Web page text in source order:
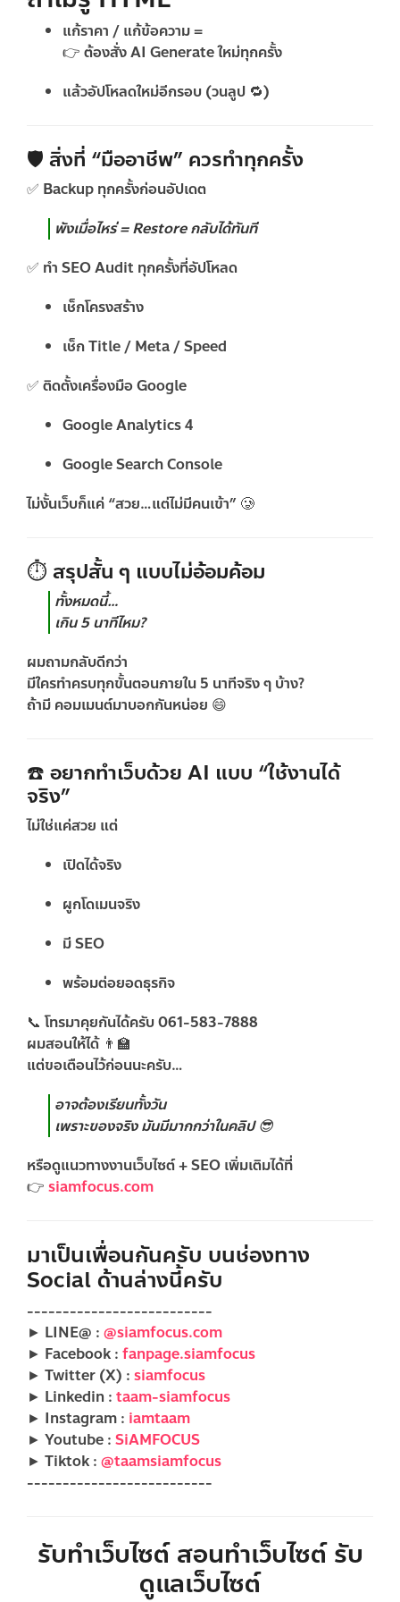
แก้ราคา / แก้ข้อความ =
👉 ต้องสั่ง AI Generate ใหม่ทุกครั้ง
แล้วอัปโหลดใหม่อีกรอบ (วนลูป 🔁)
🛡️ สิ่งที่ “มืออาชีพ” ควรทำทุกครั้ง
✅ Backup ทุกครั้งก่อนอัปเดต
พังเมื่อไหร่ = Restore กลับได้ทันที
✅ ทำ SEO Audit ทุกครั้งที่อัปโหลด
เช็กโครงสร้าง
เช็ก Title / Meta / Speed
✅ ติดตั้งเครื่องมือ Google
Google Analytics 4
Google Search Console
ไม่งั้นเว็บก็แค่ “สวย…แต่ไม่มีคนเข้า” 🥲
⏱️ สรุปสั้น ๆ แบบไม่อ้อมค้อม
ทั้งหมดนี้…
เกิน 5 นาทีไหม?
ผมถามกลับดีกว่า
มีใครทำครบทุกขั้นตอนภายใน 5 นาทีจริง ๆ บ้าง?
ถ้ามี คอมเมนต์มาบอกกันหน่อย 😄
☎️ อยากทำเว็บด้วย AI แบบ “ใช้งานได้
จริง”
ไม่ใช่แค่สวย แต่
เปิดได้จริง
ผูกโดเมนจริง
มี SEO
พร้อมต่อยอดธุรกิจ
📞 โทรมาคุยกันได้ครับ061-583-7888
ผมสอนให้ได้ 👨‍🏫
แต่ขอเตือนไว้ก่อนนะครับ…
อาจต้องเรียนทั้งวัน
เพราะของจริง มันมีมากกว่าในคลิป 😎
หรือดูแนวทางงานเว็บไซต์ + SEO เพิ่มเติมได้ที่
👉 siamfocus.com
มาเป็นเพื่อนกันครับ บนช่องทาง
Social ด้านล่างนี้ครับ
--------------------------
► LINE@ : @siamfocus.com
► Facebook : fanpage.siamfocus
► Twitter (X) : siamfocus
► Linkedin : taam-siamfocus
► Instagram : iamtaam
► Youtube : SiAMFOCUS
► Tiktok : @taamsiamfocus
--------------------------
รับทำเว็บไซต์ สอนทำเว็บไซต์ รับ
ดูแลเว็บไซต์